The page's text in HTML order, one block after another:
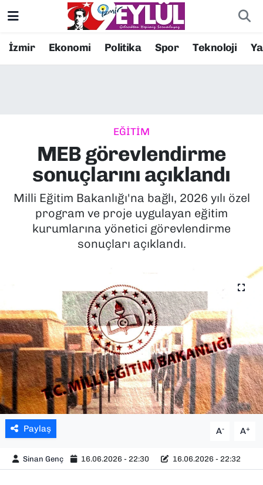
İzmir Ekonomi Politika Spor Teknoloji
EĞİTİM
MEB görevlendirme
sonuçlarını açıklandı
Milli Eğitim Bakanlığı'na bağlı, 2026 yılı özel
program ve proje uygulayan eğitim
kurumlarına yönetici görevlendirme
sonuçları açıklandı.
Paylaş A- A+
Sinan Genç 16.06.2026 - 22:30 16.06.2026 - 22:32
Resmi İlanlar
EKONOMİ
KÜLTÜR SANAT
MAGAZİN
SPOR
TEKNOLOJİ
YAŞAM
YEREL YÖNETİMLER
Konak Nöbetçi Eczaneler
Süper Lig Puan Durumu ve Fikstür
Tüm Manşetler
Son Dakika Haberleri
Haber Arşivi